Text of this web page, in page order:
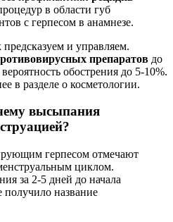
в области губ
с герпесом в анамнезе.
и управляем.
препаратов до
обострения до 5-10%.
в разделе о косметологии.
высыпания
герпесом отмечают
циклом.
за 2-5 дней до начала
название